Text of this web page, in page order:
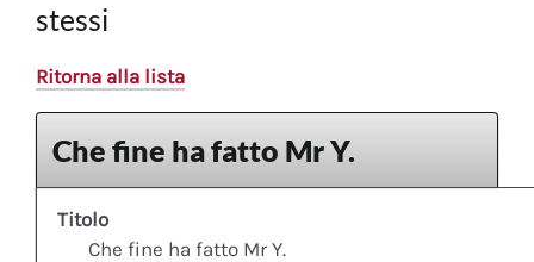
stessi
Ritorna alla lista
Che fine ha fatto Mr Y.
Titolo
Che fine ha fatto Mr Y.